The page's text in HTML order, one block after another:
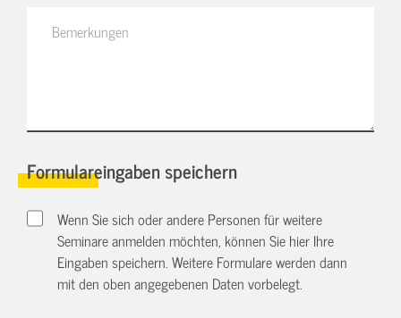
Formulareingaben speichern
Wenn Sie sich oder andere Personen für weitere
Seminare anmelden möchten, können Sie hier Ihre
Eingaben speichern. Weitere Formulare werden dann
mit den oben angegebenen Daten vorbelegt.